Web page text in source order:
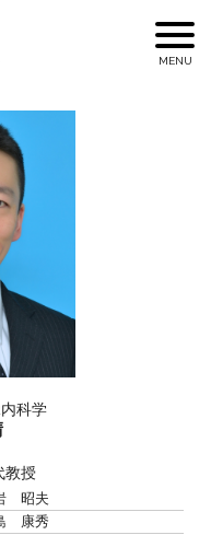
科学
教授
昭夫
康秀